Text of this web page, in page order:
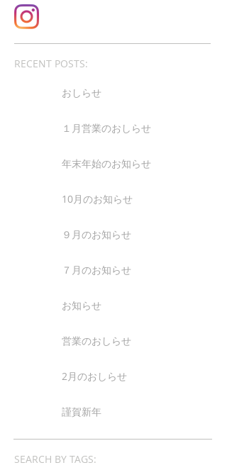
RECENT POSTS:
SEARCH BY TAGS:
おしらせ
１月営業のおしらせ
年末年始のお知らせ
10月のお知らせ
９月のお知らせ
７月のお知らせ
お知らせ
営業のおしらせ
2月のおしらせ
謹賀新年